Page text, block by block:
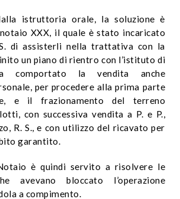
istruttoria orale, la soluzione è
XXX, il quale è stato incaricato
di assisterli nella trattativa con la
un piano di rientro con l’istituto di
comportato la vendita anche
per procedere alla prima parte
e il frazionamento del terreno
con successiva vendita a P. e P.,
R. S., e con utilizzo del ricavato per
garantito.
è quindi servito a risolvere le
avevano bloccato l’operazione
a compimento.